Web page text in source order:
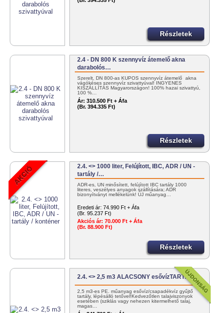
Részletek
2.4 - DN 800 K szennyvíz átemelő akna
darabolós…
Szerelt, DN 800-as KÚPOS szennyvíz átemelő akna
vágókéses szennyvíz szivattyúval! INGYENES
KISZÁLLÍTÁS Magyarországon! 100% hazai szivattyú,
100 %…
Ár: 310.500 Ft + Áfa
(Br. 394.335 Ft)
Részletek
2.4. <> 1000 liter, Felújított, IBC, ADR / UN -
tartály /…
ADR-es, UN minősített, felújított IBC tartály 1000
literes, veszélyes anyagok szállítására; ADR
bizonyítványt mellékelünk! ÚJ műanyag…
Eredeti ár: 74.990 Ft + Áfa
(Br. 95.237 Ft)
Akciós ár: 70.000 Ft + Áfa
(Br. 88.900 Ft)
Részletek
2.4. <> 2,5 m3 ALACSONY esővízTARTÁLY;
2,5 m3-es PE. műanyag esővíz/csapadékvíz gyűjtő
tartály, lépésálló tetővel!Kedvezőtlen talajviszonyok
esetében (sziklás vagy nehezen kitermelhető talaj,
magas…